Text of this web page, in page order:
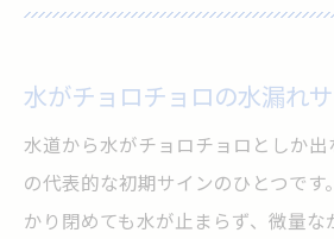
水がチョロチョロの水漏れ
水道から水がチョロチョロとしか
の代表的な初期サインのひとつです
かり閉めても水が止まらず、微量な